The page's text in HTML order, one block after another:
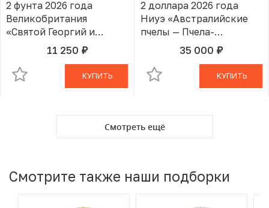
2 фунта 2026 года
Великобритания
«Святой Георгий и
Дракон»11 250 руб.
В КОРЗИНЕ
КУПИТЬ
2 доллара 2026 года
Ниуэ «Австралийские
пчелы — Пчела-
листорез»35 000 руб.
В КОРЗИНЕ
КУПИТЬ
Смотреть ещё
Смотрите также наши подборки